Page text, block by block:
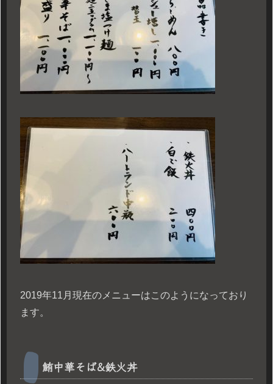
2019年11月現在のメニューはこのようになっており
ます。
鮪中華そば&鉄火丼